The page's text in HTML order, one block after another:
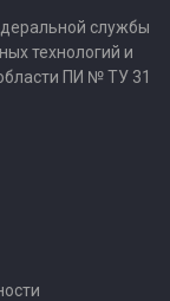
службы
технологий и
ПИ № ТУ 31